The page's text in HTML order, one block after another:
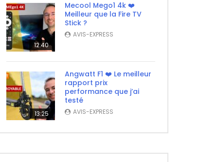
12:40
Mecool Mego1 4k ❤️
Meilleur que la Fire TV
Stick ?
AVIS-EXPRESS
13:25
Angwatt F1 ❤️ Le meilleur
rapport prix
performance que j’ai
testé
AVIS-EXPRESS